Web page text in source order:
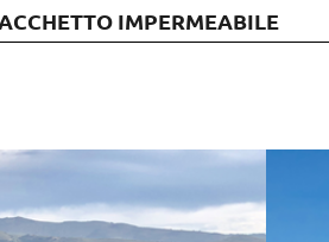
IMPERMEABILE